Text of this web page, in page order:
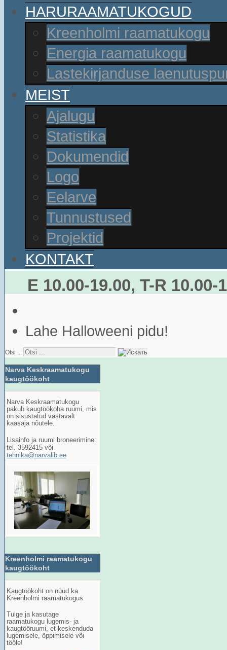
HARURAAMATUKOGUD
Kreenholmi raamatukogu
Energia raamatukogu
Lastekirjanduse
MEIST
Ajalugu
Statistika
Dokumendid
Logo
Eelarve
Tunnustused
Projektid
KONTAKT
E 10.00-19.00, T-R
Lahe Halloweeni pidu!
Otsi ...
Narva Keskraamatukogu
kaugtöökoht
Narva Keskraamatukogu
pakub kaugtöökoha ruumi, mis
on sisustatud vastavalt
kaasaja nõutele.
Lisainfo ja ruumi broneerimine:
tel. 3592415 või
tehnika@narvalib.ee
Kreenholmi raamatukogu
kaugtöökoht
Kaugtöökoht on nüüd ka
Kreenholmi raamatukogus.
Tulge ja kasutage
raamatukogu lugemis- ja
kaugtööruumi, et keskenduda
lugemisele, õppimisele või
tööle!